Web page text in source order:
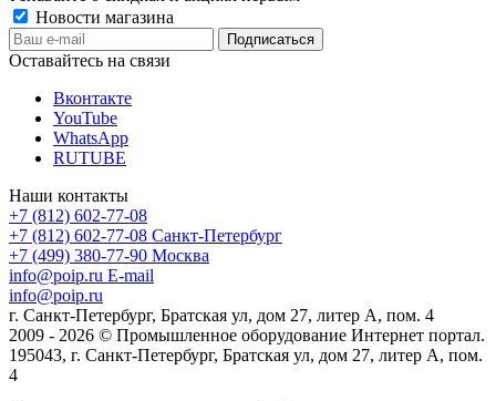
Новости магазина
Оставайтесь на связи
Вконтакте
YouTube
WhatsApp
RUTUBE
Наши контакты
+7 (812) 602-77-08
+7 (812) 602-77-08 Санкт-Петербург
+7 (499) 380-77-90 Москва
info@poip.ru E-mail
info@poip.ru
г. Санкт-Петербург, Братская ул, дом 27, литер А, пом. 4
2009 - 2026 © Промышленное оборудование Интернет портал.
195043, г. Санкт-Петербург, Братская ул, дом 27, литер А, пом.
4